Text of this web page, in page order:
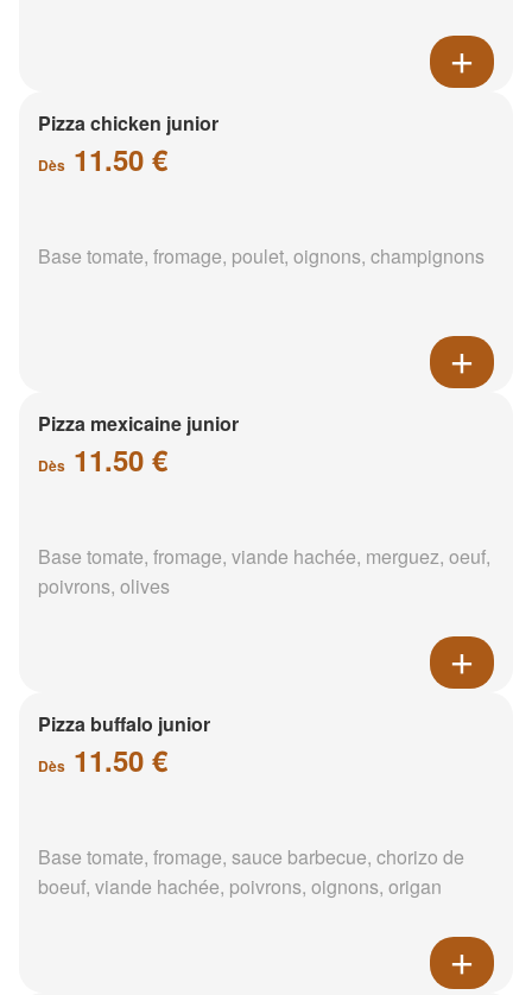
Pizza chicken junior
Dès 11.50 €
Base tomate, fromage, poulet, oignons, champignons
Pizza mexicaine junior
Dès 11.50 €
Base tomate, fromage, viande hachée, merguez, oeuf,
poivrons, olives
Pizza buffalo junior
Dès 11.50 €
Base tomate, fromage, sauce barbecue, chorizo de
boeuf, viande hachée, poivrons, oignons, origan